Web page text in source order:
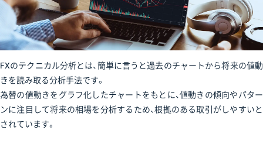
FXのテクニカル分析とは、簡単に言うと過去のチャートから将来の値動
きを読み取る分析手法です。
為替の値動きをグラフ化したチャートをもとに、値動きの傾向やパター
ンに注目して将来の相場を分析するため、根拠のある取引がしやすいと
されています。